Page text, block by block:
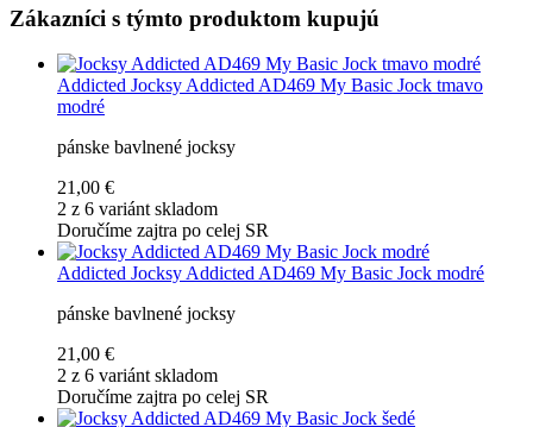
Zákazníci s týmto produktom kupujú
Addicted Jocksy Addicted AD469 My Basic Jock tmavo
modré
pánske bavlnené jocksy
21,00 €
2 z 6 variánt skladom
Doručíme zajtra po celej SR
Addicted Jocksy Addicted AD469 My Basic Jock modré
pánske bavlnené jocksy
21,00 €
2 z 6 variánt skladom
Doručíme zajtra po celej SR